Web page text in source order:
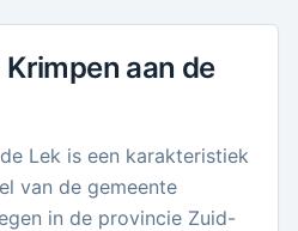
Krimpen aan de
Lek is een karakteristiek
van de gemeente
in de provincie Zuid-